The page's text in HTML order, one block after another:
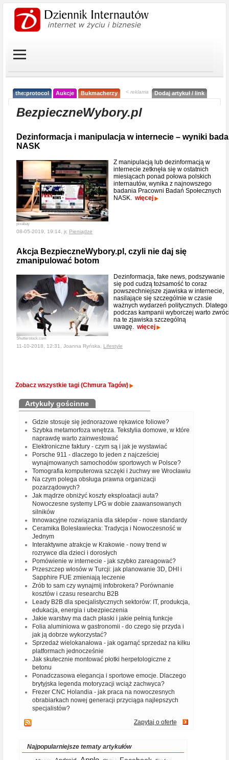
the:protocol Aukcje Bukmacherzy < reklama Dodaj artykuł / link
BezpieczneWybory.pl
Dezinformacja i manipulacja w internecie – wyniki
NASK
pixabay
Z manipulacją lub dezinformacją w
internecie zetknęła się w ostatnich
miesiącach ponad połowa polskich
internautów, wynika z najnowszego
badania Pracowni Badań Społecznych
NASK. więcej
08-05-2019, 19:14, jr, Pieniądze
Akcja BezpieczneWybory.pl, czyli nie daj się
zmanipulować botom
Shutterstock.com
Dezinformacja, fake news, podszywanie
się pod cudzą tożsamość to coraz
powszechniejsze zjawiska w internecie,
nasilające się szczególnie w czasie
ważnych wydarzeń politycznych. Dlatego
podczas kampanii wyborczej warto
na te zjawiska szczególną
uwagę. więcej
11-10-2018, 12:31, Joanna Ryńska, Lifestyle
Zobacz wszystkie tagi (Chmura Tagów)
Artykuły gościnne
Gdzie stosuje się jednorazowe rękawice foliowe?
Szybka metamorfoza wnętrza. Tekstylia domowe, w które
naprawdę warto zainwestować
Elektroniczne faktury - czym są i jak je wystawiać
Porsche 911 - dlaczego to jeden z najcześciej
wynajmowanych samochodów sportowych w Polsce?
Tomografia komputerowa szczęki i żuchwy we Wrocławiu
Na czym polega obsługa prawna organizacji
pozarządowych?
Jak mądrze obniżyć koszty eksploatacji auta?
Nowoczesne systemy LPG w dobie zaawansowanych
silników
Innowacyjne rozwiązania dla sklepów - nowe standardy
Ceramika Bolesławiecka: Tradycja i Nowoczesność w
Jednym
Interaktywne atrakcje w Krakowie - nowy trend w
rozrywce dla dzieci i dorosłych
Pomówienie w internecie - jak szybko zareagować?
Przeszczep włosów w Turcji: jak planowanie 3D, DHI i
Sapphire FUE zmieniają leczenie
Zrób to sam czy wynajmij infobrokera? Porównanie
kosztów i czasu researchu B2B
Leady B2B dla specjalistycznych sektorów: IT, produkcja,
edukacja, energia i ubezpieczenia
Jakie warstwy ma dach płaski i jakie pełnią funkcje
Folia aluminiowa w gastronomii - do czego się przyda i
jak ją dobrze wykorzystać?
Sprzedaż wielokanałowa - jak ogarnąć sprzedaż na kilku
platformach jednocześnie
Jak skutecznie montować płotki herpetologiczne z
betonu
Ponadczasowa elegancja i sportowe emocje. Dlaczego
brytyjska legenda motoryzacji wciąż zachwyca?
Frezer CNC Holandia - jak praca na nowoczesnych
obrabiarkach nowej generacji przyciąga najlepszych
specjalistów?
Zapytaj o ofertę
Najpopularniejsze tematy artykułów